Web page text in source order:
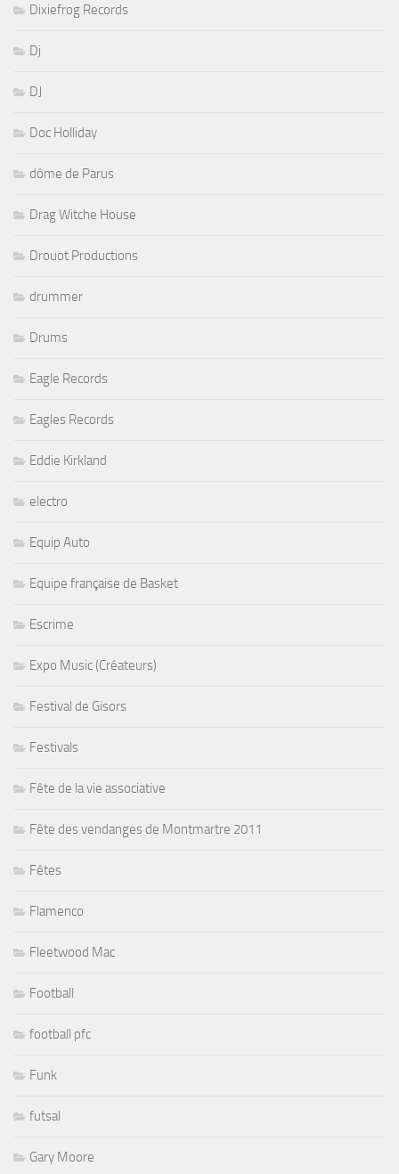
Dixiefrog Records
Dj
DJ
Doc Holliday
dôme de Parus
Drag Witche House
Drouot Productions
drummer
Drums
Eagle Records
Eagles Records
Eddie Kirkland
electro
Equip Auto
Equipe française de Basket
Escrime
Expo Music (Créateurs)
Festival de Gisors
Festivals
Fête de la vie associative
Fête des vendanges de Montmartre 2011
Fêtes
Flamenco
Fleetwood Mac
Football
football pfc
Funk
futsal
Gary Moore